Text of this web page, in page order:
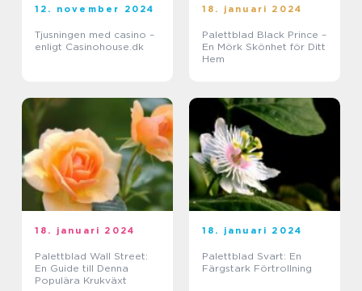
12. november 2024
Tjusningen med casino –
enligt Casinohouse.dk
18. januari 2024
Palettblad Black Prince –
En Mörk Skönhet för Ditt
Hem
18. januari 2024
Palettblad Wall Street:
En Guide till Denna
Populära Krukväxt
18. januari 2024
Palettblad Svart: En
Färgstark Förtrollning